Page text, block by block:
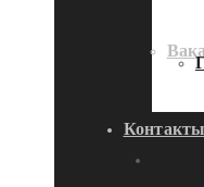
Контакты